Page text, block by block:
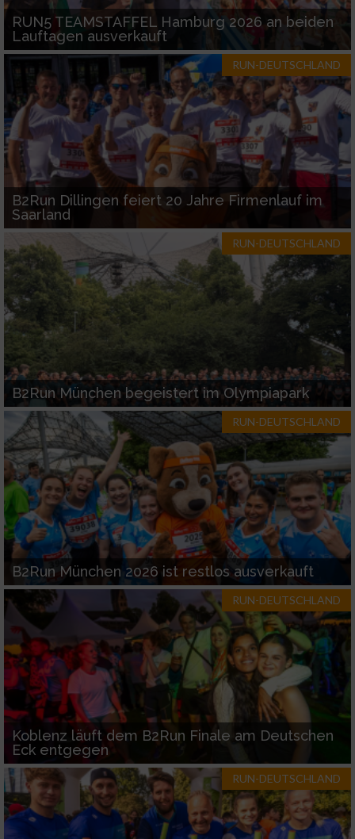
RUN5 TEAMSTAFFEL Hamburg 2026 an beiden
Lauftagen ausverkauft
RUN-DEUTSCHLAND
B2Run Dillingen feiert 20 Jahre Firmenlauf im
Saarland
RUN-DEUTSCHLAND
B2Run München begeistert im Olympiapark
RUN-DEUTSCHLAND
B2Run München 2026 ist restlos ausverkauft
RUN-DEUTSCHLAND
Koblenz läuft dem B2Run Finale am Deutschen
Eck entgegen
RUN-DEUTSCHLAND